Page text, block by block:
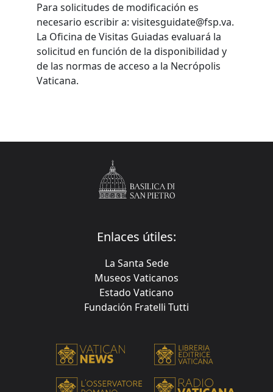
Para solicitudes de modificación es
necesario escribir a: visitesguidate@fsp.va.
La Oficina de Visitas Guiadas evaluará la
solicitud en función de la disponibilidad y
de las normas de acceso a la Necrópolis
Vaticana.
Enlaces útiles:
La Santa Sede
Museos Vaticanos
Estado Vaticano
Fundación Fratelli Tutti